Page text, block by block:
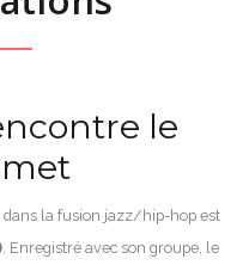
le
la fusion jazz/hip-hop est
. Enregistré avec son groupe, le